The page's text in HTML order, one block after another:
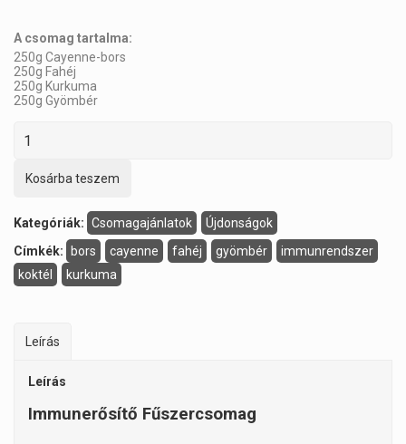
A csomag tartalma:
250g Cayenne-bors
250g Fahéj
250g Kurkuma
250g Gyömbér
Kosárba teszem
Kategóriák: Csomagajánlatok
Újdonságok
Címkék:
bors cayenne fahéj gyömbér
immunrendszer
koktél
kurkuma
Leírás
Leírás
Immunerősítő Fűszercsomag